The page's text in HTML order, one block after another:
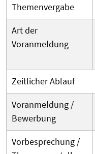
Themenvergabe
Art der
Voranmeldung
Zeitlicher Ablauf
Voranmeldung /
Bewerbung
Vorbesprechung /